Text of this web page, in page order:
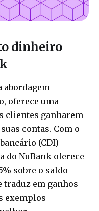
dinheiro
abordagem
oferece uma
clientes ganharem
contas. Com o
(CDI)
do NuBank oferece
sobre o saldo
traduz em ganhos
exemplos